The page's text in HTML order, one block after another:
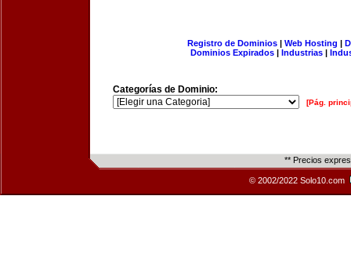
Registro de Dominios| Web Hosting |
Dominios Expirados | Industrias |
Categorías de Dominio:
[Pág.
** Precios
© 2002/2022 Solo10.com